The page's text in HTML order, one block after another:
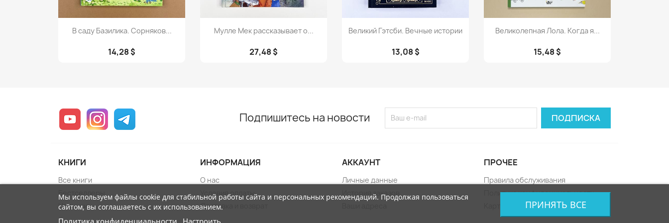
Просмотр
В саду Базилика. Сорняков...
14,28 $
Просмотр
Мулле Мек рассказывает о...
27,48 $
Просмотр
Великий Гэтсби. Вечные истории
13,08 $
Просмотр
Великолепная Лола. Когда я...
15,48 $
YouTube Instagram Подпишитесь на новости
КНИГИ
Все книги
Бестселлеры
Новинки
ИНФОРМАЦИЯ
О нас
Условия оплаты
Доставка и возврат
АККАУНТ
Личные данные
История заказов
ПРОЧЕЕ
Правила обслуживания
Политика конфиденциальности
Мы используем файлы cookie для стабильной работы сайта и персональных рекомендаций. Продолжая пользоваться
сайтом, вы соглашаетесь с их использованием.
Политика конфиденциальности Настроить
ПРИНЯТЬ ВСЕ